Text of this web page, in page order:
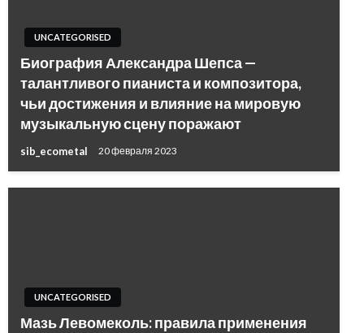
UNCATEGORISED
Биография Александра Шепса —
талантливого пианиста и композитора,
чьи достижения и влияние на мировую
музыкальную сцену поражают
sib_ecometal 20 февраля 2023
UNCATEGORISED
Мазь Левомеколь: правила применения